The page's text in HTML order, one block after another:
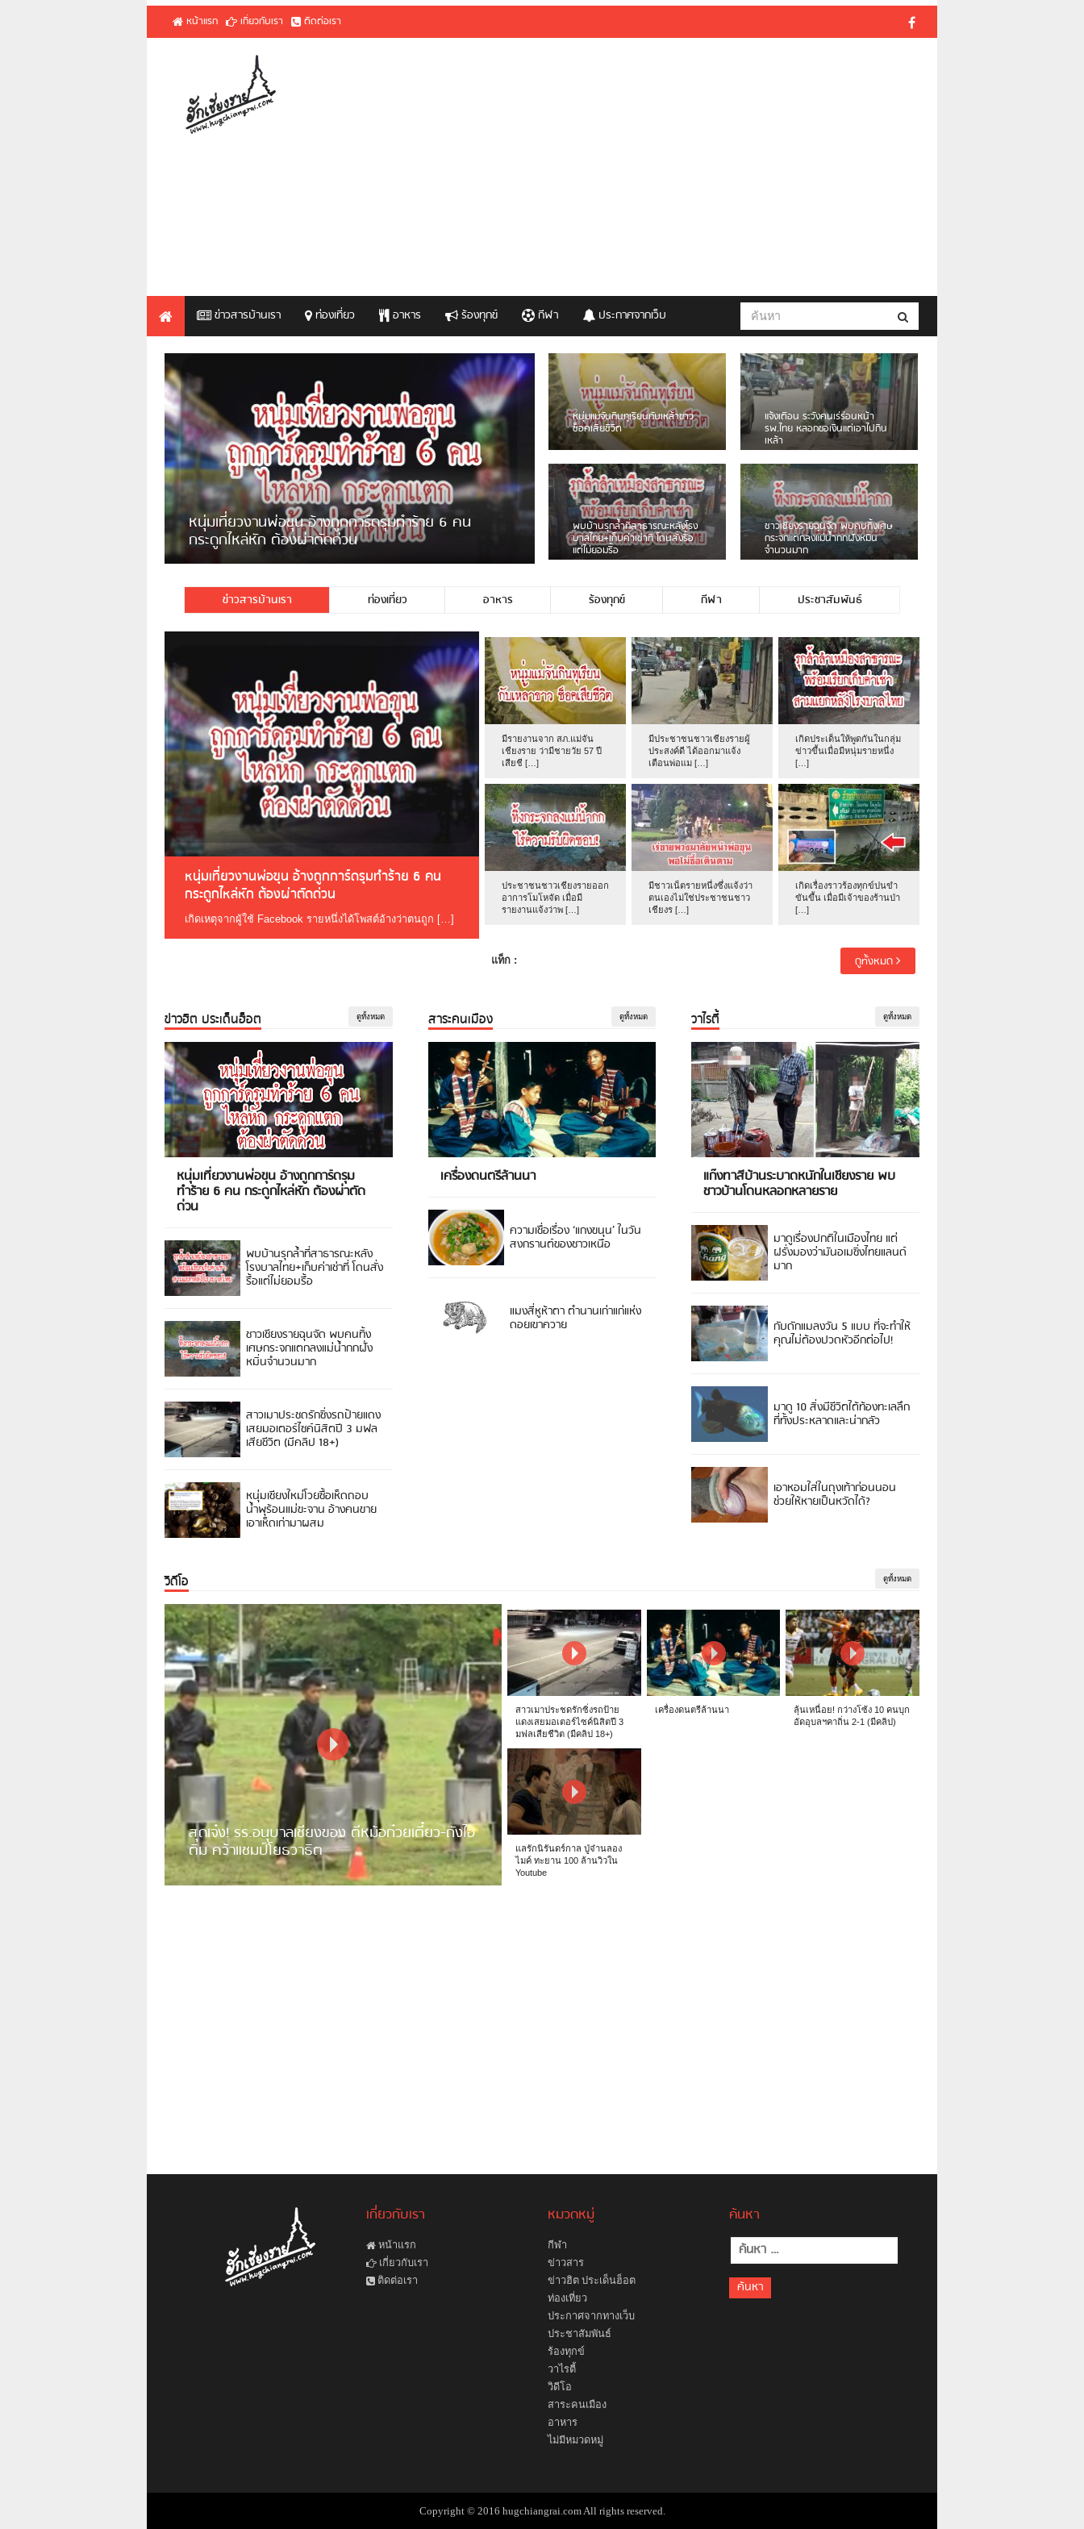
หน้าแรก เกี่ยวกับเรา ติดต่อเรา
ข่าวสารบ้านเรา ท่องเที่ยว อาหาร ร้องทุกข์ กีฬา ประกาศจากเว็บ
ชาวเน็ตสวดยับ! พบพม่าเร่ขายพวงมาลัยหน้าพ่อขุนฯ
พอไม่ซื้อเดินตาม
มีชาวเน็ตรายหนึ่งซึ่งแจ้งว่าตนเองไม่ใช่ประชาชนชาวเชียงร […]
ชาวเน็ตฮา! รถเครื่องแม่สายชน
ป้ายร้านโลงศพแล้วหนี พบเสาหัก
เบรคหัก หวิดได้ใช้บริการ
เดือนร้อน! ชาวเชียงรายบ่นรถ
Isuzu สีขาวซิ่งบายพาสเสียงดัง
สร้างความรำคาญ
หนุ่มเจียงฮายจ่ม พบถังน้ำดื่มตก
กลางถนน รถเครื่องหลบไม่ทันล้ม
บาดเจ็บ
ชาวผาลั้ง โวย ไร้หน่วยงานดูแล
ดินสไลด์ ต้องจัดการกันเอง
ข่าวสารบ้านเรา ท่องเที่ยว อาหาร ร้องทุกข์ กีฬา ประชาสัมพันธ์
หนุ่มเที่ยวงานพ่อขุน อ้างถูกการ์ดรุมทำร้าย 6 คน
กระดูกไหล่หัก ต้องผ่าตัดด่วน
เกิดเหตุจากผู้ใช้ Facebook รายหนึ่งได้โพสต์อ้างว่าตนถูก […]
มีรายงานจาก สภ.แม่จัน
เชียงราย ว่ามีชายวัย 57 ปี
เสียชี […]
มีประชาชนชาวเชียงรายผู้
ประสงค์ดี ได้ออกมาแจ้ง
เตือนพ่อแม […]
เกิดประเด็นให้พูดกันในกลุ่ม
ข่าวขึ้นเมื่อมีหนุ่มรายหนึ่ง
[…]
ประชาชนชาวเชียงรายออก
อาการโมโหจัด เมื่อมี
รายงานแจ้งว่าพ […]
มีชาวเน็ตรายหนึ่งซึ่งแจ้งว่า
ตนเองไม่ใช่ประชาชนชาว
เชียงร […]
เกิดเรื่องราวร้องทุกข์ปนขำ
ขันขึ้น เมื่อมีเจ้าของร้านป่า
[…]
แท็ก : ดูทั้งหมด
ข่าวฮิต ประเด็นฮ็อต ดูทั้งหมด
หนุ่มเที่ยวงานพ่อขุน อ้างถูกการ์ดรุม
ทำร้าย 6 คน กระดูกไหล่หัก ต้องผ่าตัด
ด่วน
พบบ้านรุกล้ำที่สาธารณะหลัง
โรงบาลไทย+เก็บค่าเช่าที่ โดนสั่ง
รื้อแต่ไม่ยอมรื้อ
ชาวเชียงรายฉุนจัด พบคนทิ้ง
เศษกระจกแตกลงแม่น้ำกกฝั่ง
หมิ่นจำนวนมาก
สาวเมาประชดรักซิ่งรถป้ายแดง
เสยมอเตอร์ไซค์นิสิตปี 3 มฟล
เสียชีวิต (มีคลิป 18+)
หนุ่มเชียงใหม่โวยซื้อเห็ดถอบ
น้ำพุร้อนแม่ขะจาน อ้างคนขาย
เอาเห็ดเก่ามาผสม
สาระคนเมือง ดูทั้งหมด
เครื่องดนตรีล้านนา
ความเชื่อเรื่อง ‘แกงขนุน’ ในวัน
สงกรานต์ของชาวเหนือ
แมงสี่หูห้าตา ตำนานเก่าแก่แห่ง
ดอยเขาควาย
วาไรตี้ ดูทั้งหมด
แก๊งทาสีบ้านระบาดหนักในเชียงราย พบ
ชาวบ้านโดนหลอกหลายราย
มาดูเรื่องปกติในเมืองไทย แต่
ฝรั่งมองว่ามันอเมซิ่งไทยแลนด์
มาก
กับดักแมลงวัน 5 แบบ ที่จะทำให้
คุณไม่ต้องปวดหัวอีกต่อไป!
มาดู 10 สิ่งมีชีวิตใต้ท้องทะเลลึก
ที่ทั้งประหลาดและน่ากลัว
เอาหอมใส่ในถุงเท้าก่อนนอน
ช่วยให้หายเป็นหวัดได้?
วิดีโอ ดูทั้งหมด
สุดเจ๋ง! รร.อนุบาลเชียงของ ตีหม้อก๋วยเตี๋ยว-ถังไอ
ติม คว้าแชมป์โยธวาธิต
สาวเมาประชดรักซิ่งรถป้าย
แดงเสยมอเตอร์ไซค์นิสิตปี 3
มฟลเสียชีวิต (มีคลิป 18+)
เครื่องดนตรีล้านนา
ลุ้นเหนื่อย! กว่างโซ้ง 10 คนบุก
อัดอุบลฯคาถิ่น 2-1 (มีคลิป)
แลรักนิรันดร์กาล ปู่จ๋านลอง
ไมค์ ทะยาน 100 ล้านวิวใน
Youtube
เกี่ยวกับเรา
หน้าแรก
เกี่ยวกับเรา
ติดต่อเรา
หมวดหมู่
กีฬา
ข่าวสาร
ข่าวฮิต ประเด็นฮ็อต
ท่องเที่ยว
ประกาศจากทางเว็บ
ประชาสัมพันธ์
ร้องทุกข์
วาไรตี้
วิดีโอ
สาระคนเมือง
อาหาร
ไม่มีหมวดหมู่
ค้นหา
ค้นหา
สำหรับ:
Copyright © 2016 hugchiangrai.com All rights reserved.